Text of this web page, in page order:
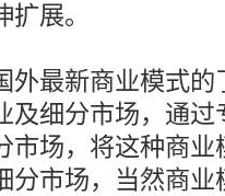
展。
外最新商业模式
及细分市场，通
市场，将这种商
分市场，当然商